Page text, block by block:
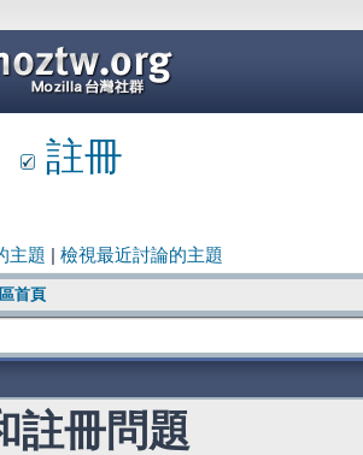
註冊
主題 檢視最近討論的主題
首頁
註冊問題